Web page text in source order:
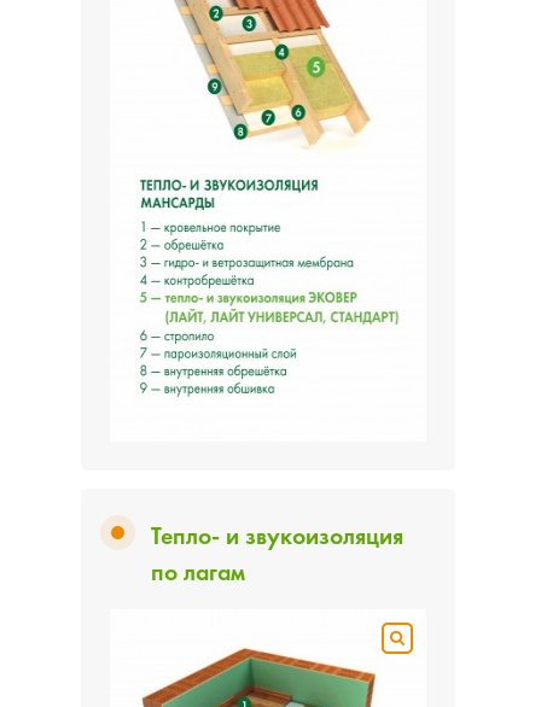
Тепло- и звукоизоляция
по лагам